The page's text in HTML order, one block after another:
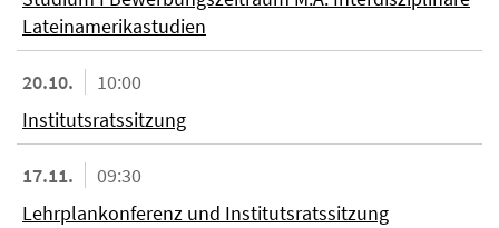
Lateinamerikastudien
20.10.
10:00
Institutsratssitzung
17.11.
09:30
Lehrplankonferenz und Institutsratssitzung